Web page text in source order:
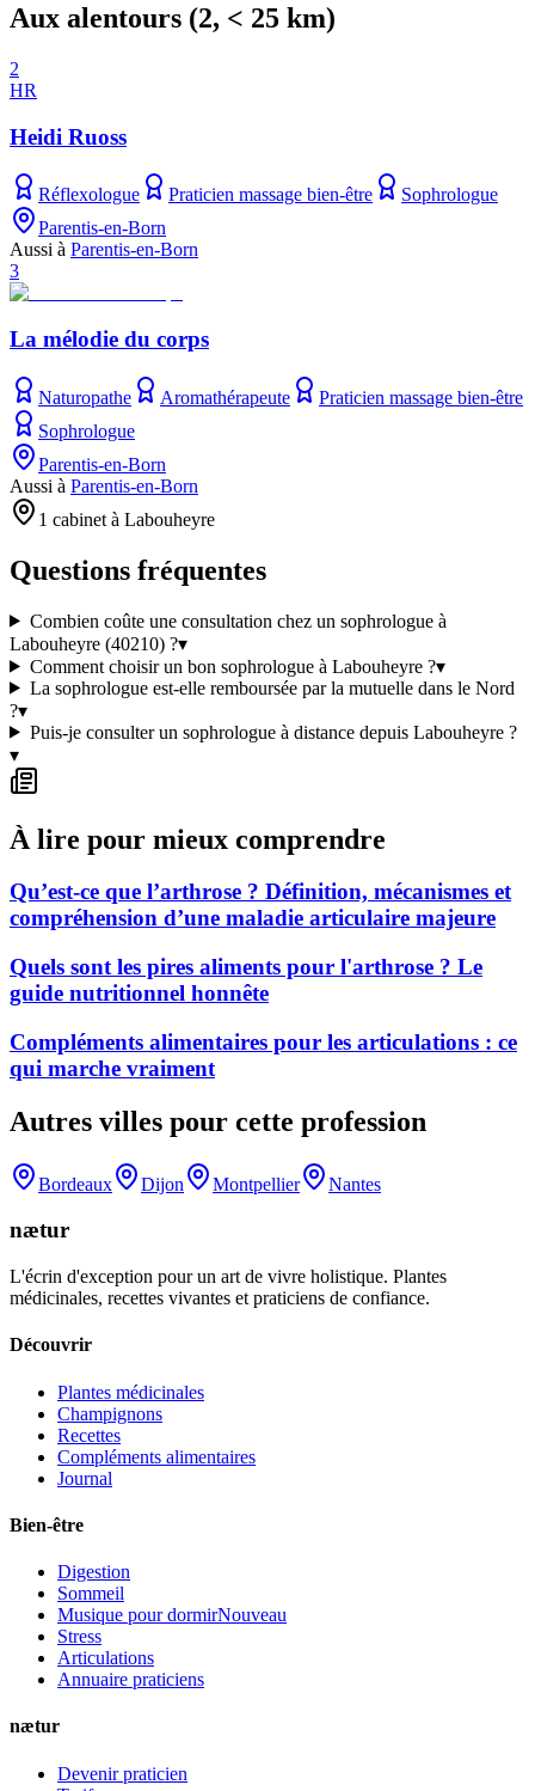
Aux alentours (2, < 25 km)
2
HR
Heidi Ruoss
Réflexologue Praticien massage bien-être
Sophrologue
Parentis-en-Born
Aussi à Parentis-en-Born
3
La mélodie du corps
Naturopathe Aromathérapeute
Praticien massage bien-être
Sophrologue
Parentis-en-Born
Aussi à Parentis-en-Born
1 cabinet à Labouheyre
Questions fréquentes
Combien coûte une consultation chez un sophrologue à
Labouheyre (40210) ?▾
Comment choisir un bon sophrologue à Labouheyre ?▾
La sophrologue est-elle remboursée par la mutuelle dans le Nord
?▾
Puis-je consulter un sophrologue à distance depuis Labouheyre ?
▾
À lire pour mieux comprendre
Qu’est-ce que l’arthrose ? Définition, mécanismes et
compréhension d’une maladie articulaire majeure
Quels sont les pires aliments pour l'arthrose ? Le
guide nutritionnel honnête
Compléments alimentaires pour les articulations : ce
qui marche vraiment
Autres villes pour cette profession
Bordeaux Dijon Montpellier Nantes
nætur
L'écrin d'exception pour un art de vivre holistique. Plantes
médicinales, recettes vivantes et praticiens de confiance.
Découvrir
Plantes médicinales
Champignons
Recettes
Compléments alimentaires
Journal
Bien-être
Digestion
Sommeil
Musique pour dormirNouveau
Stress
Articulations
Annuaire praticiens
nætur
Devenir praticien